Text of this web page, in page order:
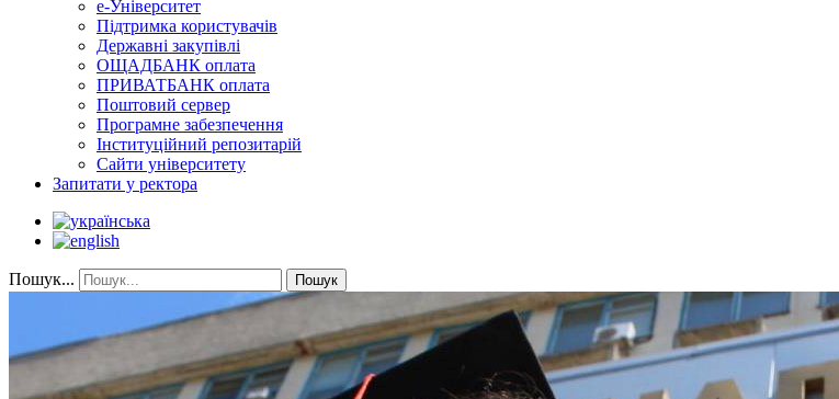
е-Університет
Підтримка користувачів
Державні закупівлі
ОЩАДБАНК оплата
ПРИВАТБАНК оплата
Поштовий сервер
Програмне забезпечення
Інституційний репозитарій
Сайти університету
Запитати у ректора
Пошук... Пошук